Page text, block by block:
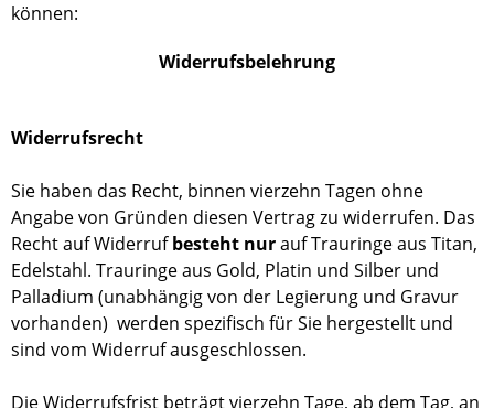
können:
Widerrufsbelehrung
Widerrufsrecht
Sie haben das Recht, binnen vierzehn Tagen ohne
Angabe von Gründen diesen Vertrag zu widerrufen. Das
Recht auf Widerrufbesteht nurauf Trauringe aus Titan,
Edelstahl. Trauringe aus Gold, Platin und Silber und
Palladium (unabhängig von der Legierung und Gravur
vorhanden) werden spezifisch für Sie hergestellt und
sind vom Widerruf ausgeschlossen.
Die Widerrufsfrist beträgt vierzehn Tage, ab dem Tag, an